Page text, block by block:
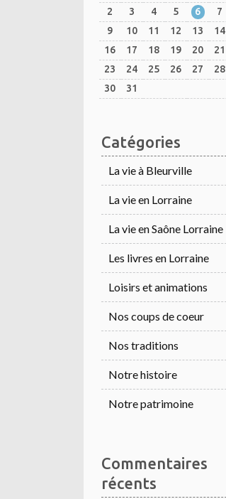
2
3 4 5 6 7
9
10 11 12 13 14
16
17 18 19 20 21
23
24 25 26 27 28
30
31
Catégories
La vie à Bleurville
La vie en Lorraine
La vie en Saône Lorraine
Les livres en Lorraine
Loisirs et animations
Nos coups de coeur
Nos traditions
Notre histoire
Notre patrimoine
Commentaires
récents